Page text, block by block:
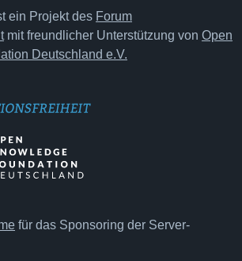
ein Projekt des Forum
mit freundlicher Unterstützung von Open
Deutschland e.V.
für das Sponsoring der Server-